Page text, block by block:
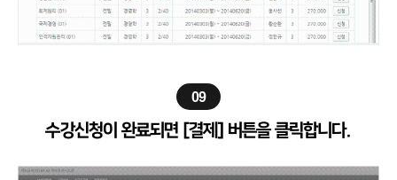
09
수강신청이 완료되면 [결제] 버튼을 클릭합니다.